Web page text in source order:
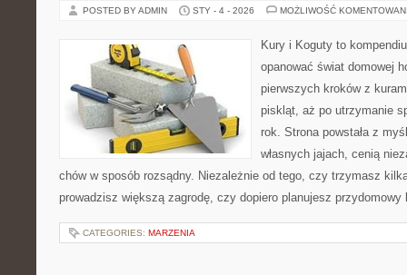
POSTED BY ADMIN STY - 4 - 2026 MOŻLIWOŚĆ
Kury i Koguty to
opanować świat domowej
pierwszych kroków z
piskląt, aż po utrzymanie
rok. Strona powstała z
własnych jajach, cenią
chów w sposób rozsądny. Niezależnie od tego, czy trzymasz
prowadzisz większą zagrodę, czy dopiero planujesz
CATEGORIES: MARZENIA